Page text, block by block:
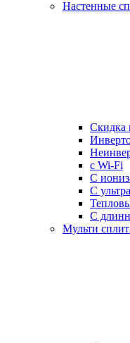
Настенные
Скидка
с Wi-Fi
С
С
С
Мульти